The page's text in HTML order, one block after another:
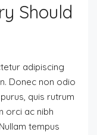
Should
adipiscing
Donec non odio
quis rutrum
orci ac nibh
tempus